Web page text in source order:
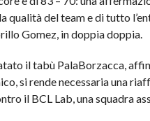
qualità del team e di tutto
Gomez, in doppia doppia.
il tabù PalaBorzacca,
si rende necessaria una
il BCL Lab, una squadra